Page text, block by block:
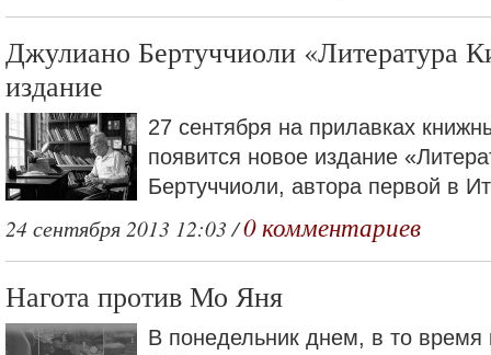
Джулиано Бертуччиоли «Литература
издание
27 сентября на прилавках
появится новое издание
Бертуччиоли, автора первой в
24 сентября 2013 12:03 /0 комментариев
Нагота против Мо Яня
В понедельник днем, в то